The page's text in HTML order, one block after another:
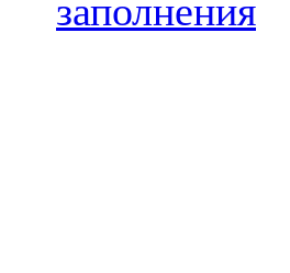
заполнения